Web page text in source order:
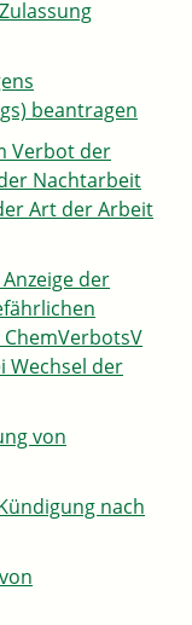
beantragen
Verbot der
Nachtarbeit
Art der Arbeit
der
Wechsel der
von
nach